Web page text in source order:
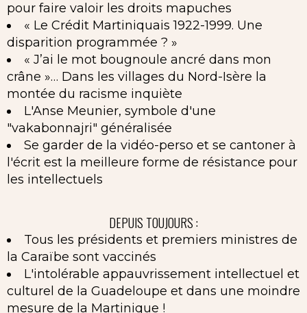
pour faire valoir les droits mapuches
« Le Crédit Martiniquais 1922-1999. Une
disparition programmée ? »
« J’ai le mot bougnoule ancré dans mon
crâne »… Dans les villages du Nord-Isère la
montée du racisme inquiète
L'Anse Meunier, symbole d'une
"vakabonnajri" généralisée
Se garder de la vidéo-perso et se cantoner à
l'écrit est la meilleure forme de résistance pour
les intellectuels
DEPUIS TOUJOURS :
Tous les présidents et premiers ministres de
la Caraïbe sont vaccinés
L'intolérable appauvrissement intellectuel et
culturel de la Guadeloupe et dans une moindre
mesure de la Martinique !